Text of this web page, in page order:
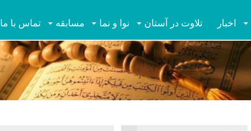
اخبار تلاوت در آستان نوا و نما مسابقه تماس با ما